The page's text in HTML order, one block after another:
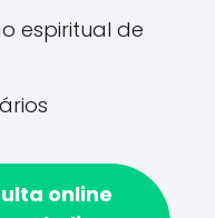
espiritual de
online